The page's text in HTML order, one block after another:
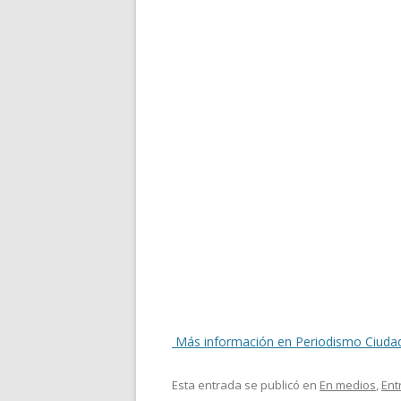
Más información en Periodismo
Esta entrada se publicó en En medios,